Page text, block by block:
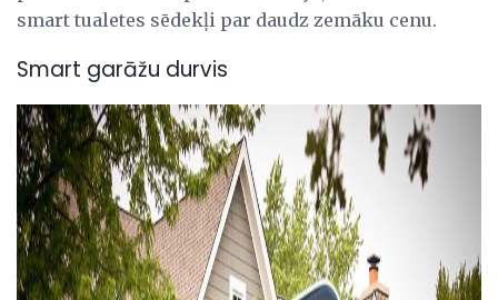
smart tualetes sēdekļi par daudz zemāku cenu.
Smart garāžu durvis